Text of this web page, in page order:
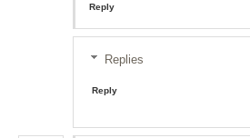
Reply
Replies
Reply